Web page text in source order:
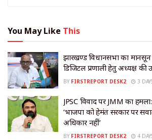
You May Like This
झारखण्ड विधानसभा का
डिजिटल प्रणाली हेतु अध्यक्ष की
BY FIRSTREPORT DESK2 3
JPSC विवाद पर JMM का
‘भाजपा को हेमंत सरकार पर
अधिकार नहीं’
BY FIRSTREPORT DESK2 4